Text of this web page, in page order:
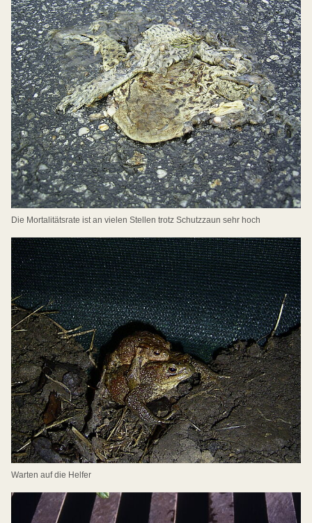
Die Mortalitätsrate ist an vielen Stellen trotz Schutzzaun sehr hoch
Warten auf die Helfer